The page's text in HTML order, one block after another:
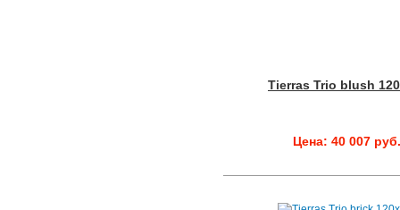
Tierras Trio blush
Цена: 40 007 руб.